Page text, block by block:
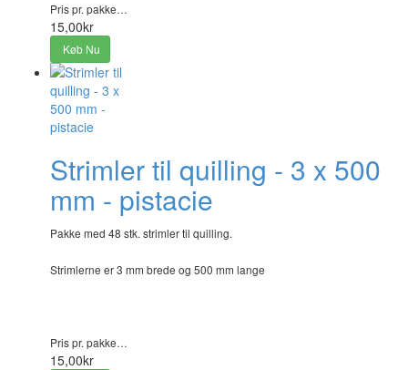
Pris pr. pakke…
15,00kr
Køb Nu
Strimler til quilling - 3 x 500
mm - pistacie
Pakke med 48 stk. strimler til quilling.
Strimlerne er 3 mm brede og 500 mm lange
Pris pr. pakke…
15,00kr